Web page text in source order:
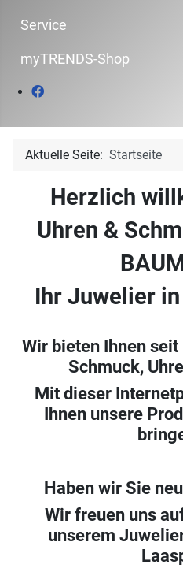
Service
myTRENDS-Shop
Aktuelle Seite: Startseite
Herzlich
Uhren &
Ihr Juwelier
Wir bieten Ihnen
Schmuck,
Mit dieser
Ihnen unsere
Haben wir Sie
Wir freuen uns
unserem